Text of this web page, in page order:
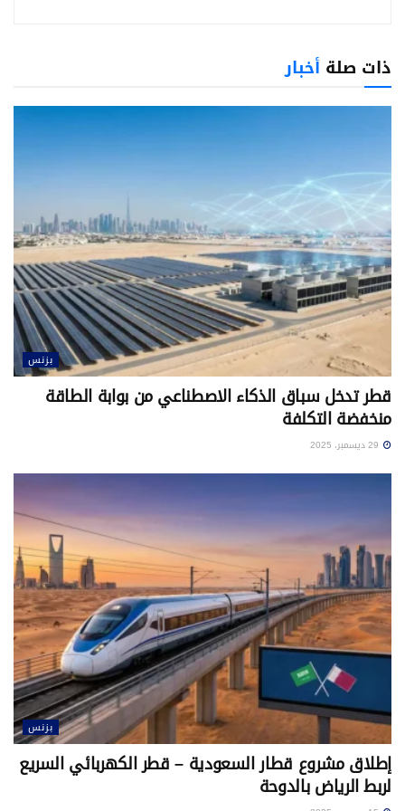
ذات صلة أخبار
بزنس
قطر تدخل سباق الذكاء الاصطناعي من بوابة الطاقة
منخفضة التكلفة
بزنس
إطلاق مشروع قطار السعودية – قطر الكهربائي السريع
لربط الرياض بالدوحة